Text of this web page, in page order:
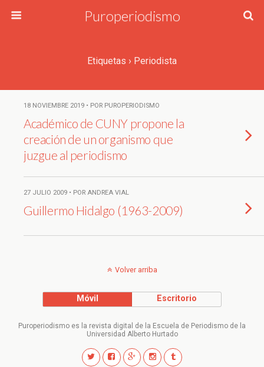
Puroperiodismo
Etiquetas › Periodista
18 NOVIEMBRE 2019 • POR PUROPERIODISMO
Académico de CUNY propone la
creación de un organismo que
juzgue al periodismo
27 JULIO 2009 • POR ANDREA VIAL
Guillermo Hidalgo (1963-2009)
Volver arriba
Móvil Escritorio
Puroperiodismo es la revista digital de la Escuela de Periodismo de la
Universidad Alberto Hurtado